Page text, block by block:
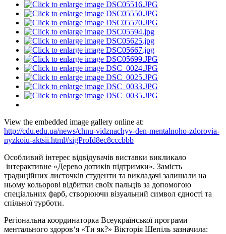
View the embedded image gallery online at:
http://cdu.edu.ua/news/chnu-vidznachyv-den-mentalnoho-zdorovia-
nyzkoiu-aktsii.html#sigProId8ec8cccbbb
Особливий інтерес відвідувачів виставки викликало
інтерактивне «Дерево дотиків підтримки». Замість
традиційних листочків студенти та викладачі залишали на
ньому кольорові відбитки своїх пальців за допомогою
спеціальних фарб, створюючи візуальний символ єдності та
спільної турботи.
Регіональна координаторка Всеукраїнської програми
ментального здоров‘я «Ти як?» Вікторія Шепіль зазначила: